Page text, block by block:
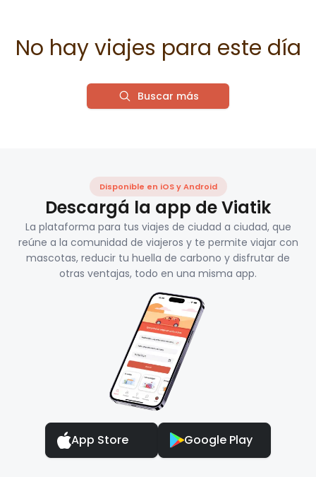
No hay viajes para este día
Buscar más
Disponible en iOS y Android
Descargá la app de Viatik
La plataforma para tus viajes de ciudad a ciudad, que
reúne a la comunidad de viajeros y te permite viajar con
mascotas, reducir tu huella de carbono y disfrutar de
otras ventajas, todo en una misma app.
App Store Google Play